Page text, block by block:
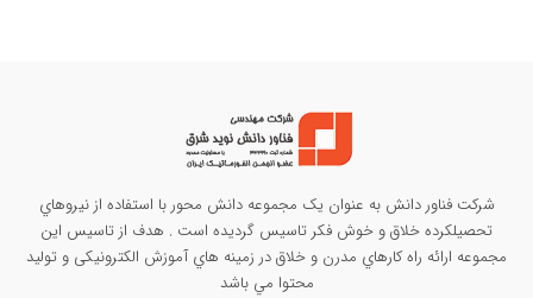
شرکت فناور دانش به عنوان يک مجموعه دانش محور با استفاده از نيروهاي
تحصيلکرده خلاق و خوش فکر تاسيس گرديده است . هدف از تاسيس این
مجموعه ارائه راه کارهاي مدرن و خلاق در زمينه هاي آموزش الکترونیکی و تولید
محتوا مي باشد